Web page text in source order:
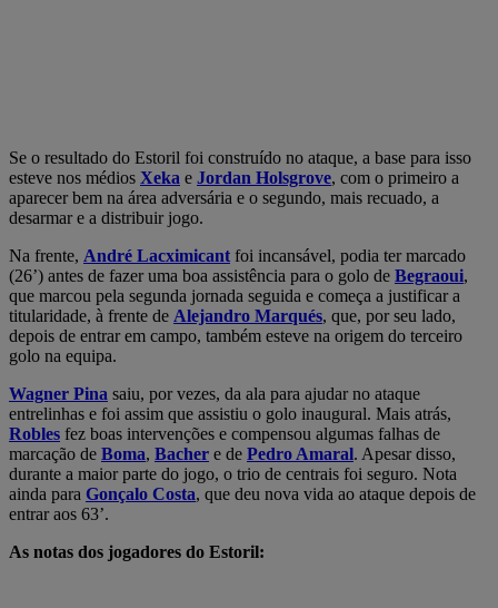
Se o resultado do Estoril foi construído no ataque, a base para isso
esteve nos médios Xeka e Jordan Holsgrove, com o primeiro a
aparecer bem na área adversária e o segundo, mais recuado, a
desarmar e a distribuir jogo.
Na frente, André Lacximicant foi incansável, podia ter marcado
(26’) antes de fazer uma boa assistência para o golo de Begraoui,
que marcou pela segunda jornada seguida e começa a justificar a
titularidade, à frente de Alejandro Marqués, que, por seu lado,
depois de entrar em campo, também esteve na origem do terceiro
golo na equipa.
Wagner Pina saiu, por vezes, da ala para ajudar no ataque
entrelinhas e foi assim que assistiu o golo inaugural. Mais atrás,
Robles fez boas intervenções e compensou algumas falhas de
marcação de Boma, Bacher e de Pedro Amaral. Apesar disso,
durante a maior parte do jogo, o trio de centrais foi seguro. Nota
ainda para Gonçalo Costa, que deu nova vida ao ataque depois de
entrar aos 63’.
As notas dos jogadores do Estoril: